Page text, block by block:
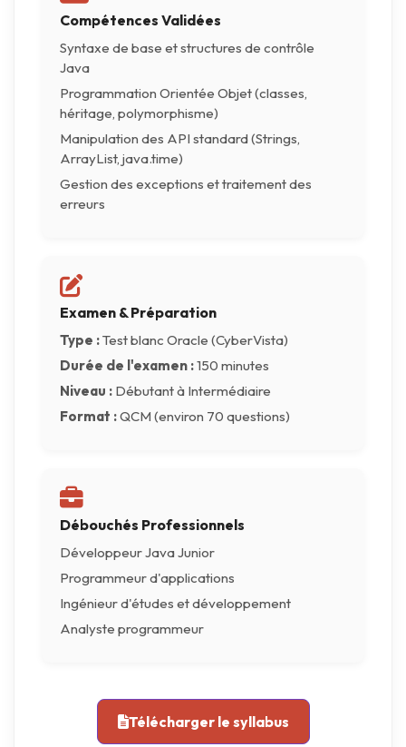
Compétences Validées
Syntaxe de base et structures de contrôle
Java
Programmation Orientée Objet (classes,
héritage, polymorphisme)
Manipulation des API standard (Strings,
ArrayList, java.time)
Gestion des exceptions et traitement des
erreurs
Examen & Préparation
Type :Test blanc Oracle (CyberVista)
Durée de l'examen :150 minutes
Niveau : Débutant à Intermédiaire
Format :QCM (environ 70 questions)
Débouchés Professionnels
Développeur Java Junior
Programmeur d'applications
Ingénieur d'études et développement
Analyste programmeur
Télécharger le syllabus